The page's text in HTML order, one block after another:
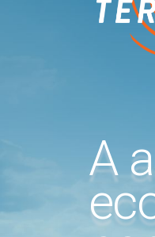
A